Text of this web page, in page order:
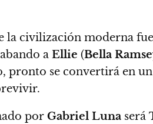
la civilización moderna
a Ellie (Bella
se convertirá en
por Gabriel Luna será